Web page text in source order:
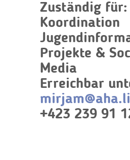
Zuständig für:
Koordination
Projekte &
Media
Erreichbar
mirjam@aha.li
+423 239 91